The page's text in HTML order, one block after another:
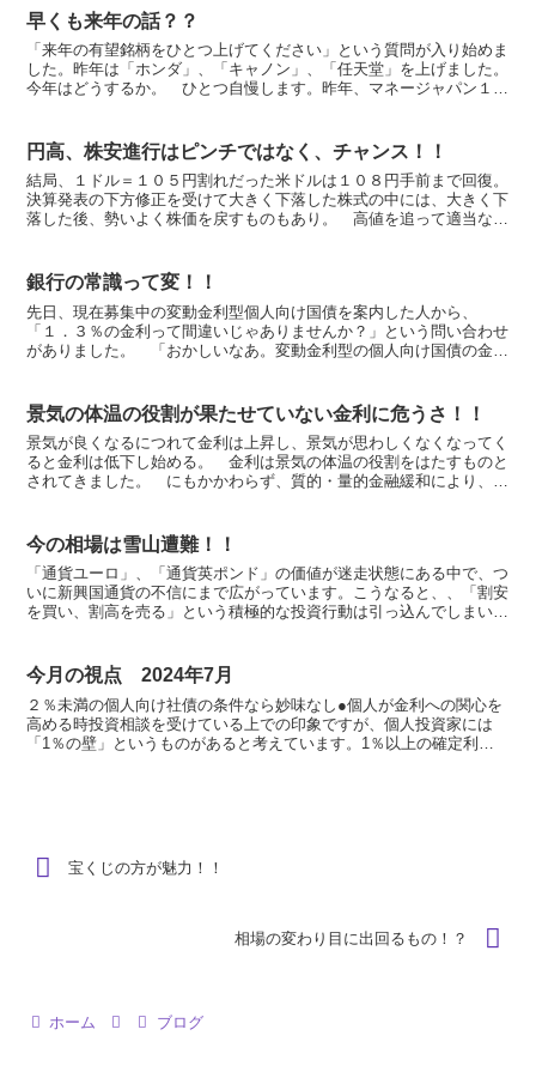
早くも来年の話？？
「来年の有望銘柄をひとつ上げてください」という質問が入り始めま
した。昨年は「ホンダ」、「キャノン」、「任天堂」を上げました。
今年はどうするか。 ひとつ自慢します。昨年、マネージャパン１月
円高、株安進行はピンチではなく、チャンス！！
結局、１ドル＝１０５円割れだった米ドルは１０８円手前まで回復。
決算発表の下方修正を受けて大きく下落した株式の中には、大きく下
落した後、勢いよく株価を戻すものもあり。 高値を追って適当なと
銀行の常識って変！！
先日、現在募集中の変動金利型個人向け国債を案内した人から、
「１．３％の金利って間違いじゃありませんか？」という問い合わせ
がありました。 「おかしいなあ。変動金利型の個人向け国債の金利
景気の体温の役割が果たせていない金利に危うさ！！
景気が良くなるにつれて金利は上昇し、景気が思わしくなくなってく
ると金利は低下し始める。 金利は景気の体温の役割をはたすものと
されてきました。 にもかかわらず、質的・量的金融緩和により、日
今の相場は雪山遭難！！
「通貨ユーロ」、「通貨英ポンド」の価値が迷走状態にある中で、つ
いに新興国通貨の不信にまで広がっています。こうなると、、「割安
を買い、割高を売る」という積極的な投資行動は引っ込んでしまい投
今月の視点 2024年7月
２％未満の個人向け社債の条件なら妙味なし●個人が金利への関心を
高める時投資相談を受けている上での印象ですが、個人投資家には
「1％の壁」というものがあると考えています。1％以上の確定利回
宝くじの方が魅力！！
相場の変わり目に出回るもの！？
ホーム ブログ